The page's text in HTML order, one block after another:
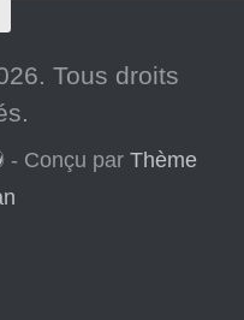
Tous droits
- Conçu par Thème